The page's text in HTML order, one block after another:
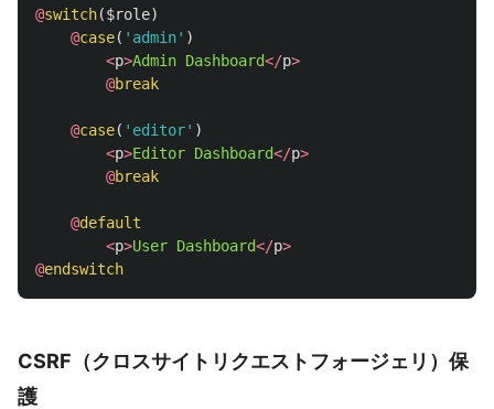
@switch($role)
@case( 'admin' )
<p>Admin Dashboard</p>
@break
@case( 'editor' )
<p>Editor Dashboard</p>
@break
@default
<p>User Dashboard</p>
@endswitch
CSRF（クロスサイトリクエストフォージェリ）保
護